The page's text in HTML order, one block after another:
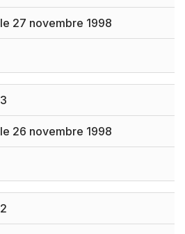
le 27 novembre 1998
3
le 26 novembre 1998
2